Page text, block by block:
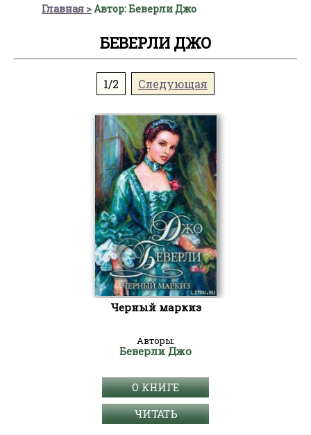
Главная Автор: Беверли Джо
БЕВЕРЛИ ДЖО
1/2 Следующая
Черный маркиз
Авторы:
Беверли Джо
О КНИГЕ
ЧИТАТЬ